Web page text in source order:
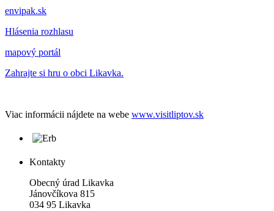
envipak.sk
Hlásenia rozhlasu
mapový portál
Zahrajte si hru o obci Likavka.
Viac informácii nájdete na webe www.visitliptov.sk
Kontakty
Obecný úrad Likavka
Jánovčíkova 815
034 95 Likavka